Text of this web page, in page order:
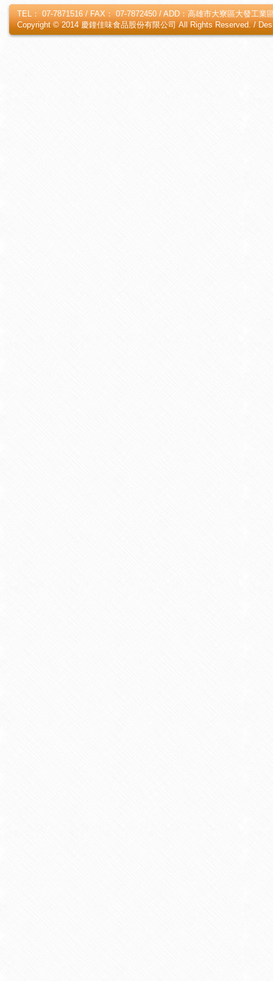
TEL： 07-7871516 / FAX： 07-7872450 / ADD：高雄市大寮區大發工業
Copyright © 2014 慶鐘佳味食品股份有限公司 All Rights Reserved. /